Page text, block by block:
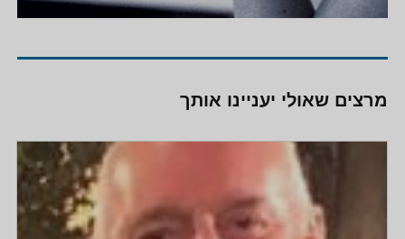
מרצים שאולי יעניינו אותך